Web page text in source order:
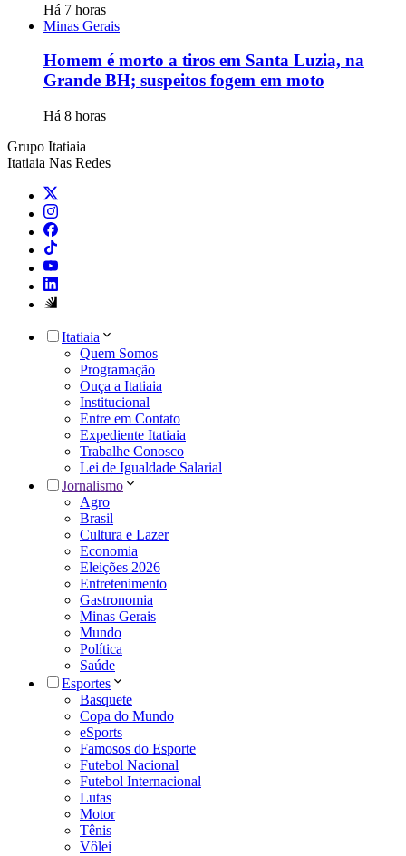
Há 7 horas
Minas Gerais
Homem é morto a tiros em Santa Luzia, na
Grande BH; suspeitos fogem em moto
Há 8 horas
Grupo Itatiaia
Itatiaia Nas Redes
Itatiaia
Quem Somos
Programação
Ouça a Itatiaia
Institucional
Entre em Contato
Expediente Itatiaia
Trabalhe Conosco
Lei de Igualdade Salarial
Jornalismo
Agro
Brasil
Cultura e Lazer
Economia
Eleições 2026
Entretenimento
Gastronomia
Minas Gerais
Mundo
Política
Saúde
Esportes
Basquete
Copa do Mundo
eSports
Famosos do Esporte
Futebol Nacional
Futebol Internacional
Lutas
Motor
Tênis
Vôlei